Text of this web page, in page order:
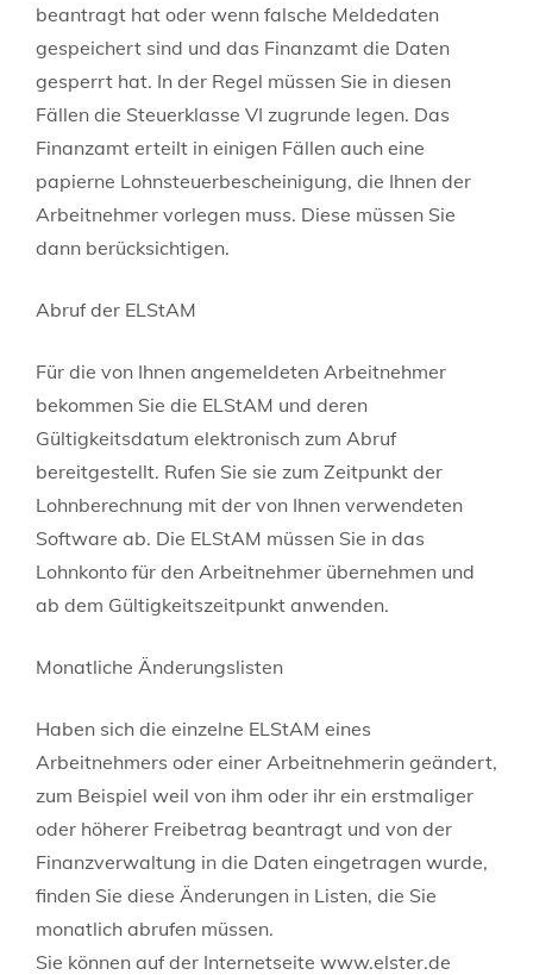
beantragt hat oder wenn falsche Meldedaten
gespeichert sind und das Finanzamt die Daten
gesperrt hat. In der Regel müssen Sie in diesen
Fällen die Steuerklasse VI zugrunde legen. Das
Finanzamt erteilt in einigen Fällen auch eine
papierne Lohnsteuerbescheinigung, die Ihnen der
Arbeitnehmer vorlegen muss. Diese müssen Sie
dann berücksichtigen.
Abruf der ELStAM
Für die von Ihnen angemeldeten Arbeitnehmer
bekommen Sie die ELStAM und deren
Gültigkeitsdatum elektronisch zum Abruf
bereitgestellt. Rufen Sie sie zum Zeitpunkt der
Lohnberechnung mit der von Ihnen verwendeten
Software ab. Die ELStAM müssen Sie in das
Lohnkonto für den Arbeitnehmer übernehmen und
ab dem Gültigkeitszeitpunkt anwenden.
Monatliche Änderungslisten
Haben sich die einzelne ELStAM eines
Arbeitnehmers oder einer Arbeitnehmerin geändert,
zum Beispiel weil von ihm oder ihr ein erstmaliger
oder höherer Freibetrag beantragt und von der
Finanzverwaltung in die Daten eingetragen wurde,
finden Sie diese Änderungen in Listen, die Sie
monatlich abrufen müssen.
Sie können auf der Internetseite www.elster.de